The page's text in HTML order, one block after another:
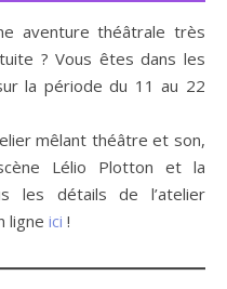
aventure théâtrale très
? Vous êtes dans les
la période du 11 au 22
mêlant théâtre et son,
Lélio Plotton et la
les détails de l’atelier
ligne ici !